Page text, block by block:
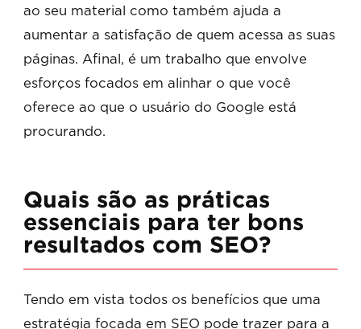
ao seu material como também ajuda a
aumentar a satisfação de quem acessa as suas
páginas. Afinal, é um trabalho que envolve
esforços focados em alinhar o que você
oferece ao que o usuário do Google está
procurando.
Quais são as práticas
essenciais para ter bons
resultados com SEO?
Tendo em vista todos os benefícios que uma
estratégia focada em SEO pode trazer para a